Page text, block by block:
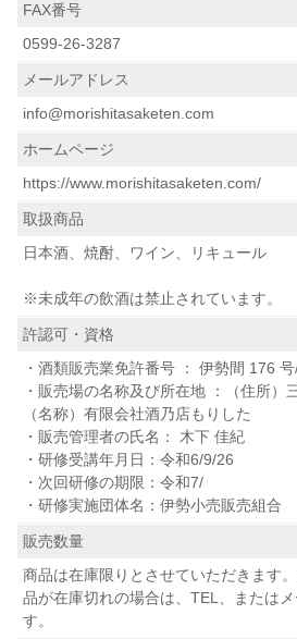
FAX番号
0599-26-3287
メールアドレス
info@morishitasaketen.com
ホームページ
https://www.morishitasaketen.com/
取扱商品
日本酒、焼酎、ワイン、リキュール
※未成年の飲酒は禁止されています。
許認可・資格
・酒類販売業免許番号 ： 伊勢間 176
・販売場の名称及び所在地 ：（住所）
（名称）有限会社酒乃店もりした
・販売管理者の氏名： 木下 佳紀
・研修受講年月日：令和6/9/26
・次回研修の期限：令和7/
・研修実施団体名：伊勢小売販売組合
販売数量
商品は在庫限りとさせていただきます
品が在庫切れの場合は、TEL、または
す。